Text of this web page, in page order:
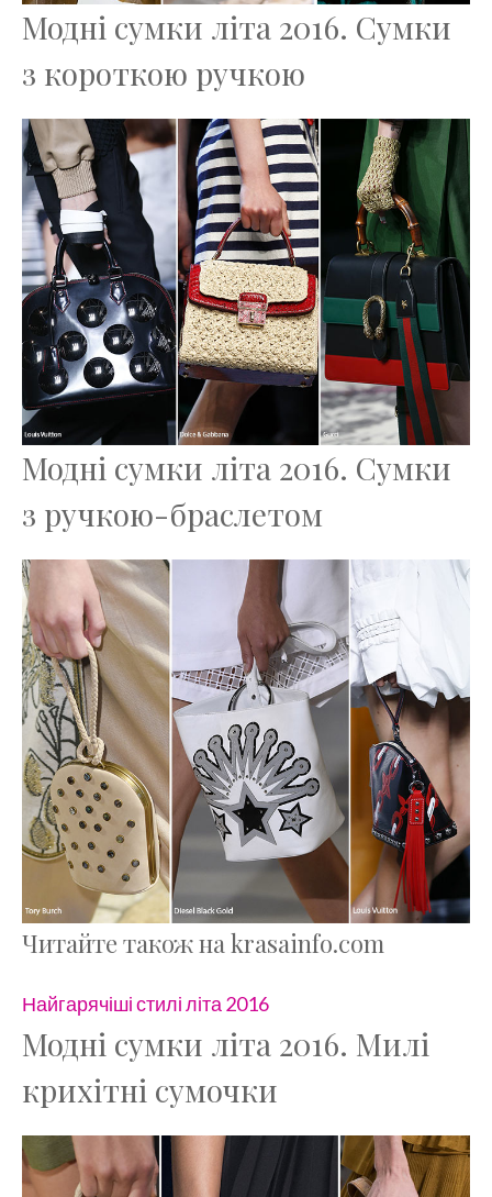
Модні сумки літа 2016. Сумки
з короткою ручкою
Модні сумки літа 2016. Сумки
з ручкою-браслетом
Читайте також на krasainfo.com
Найгарячіші стилі літа 2016
Модні сумки літа 2016. Милі
крихітні сумочки